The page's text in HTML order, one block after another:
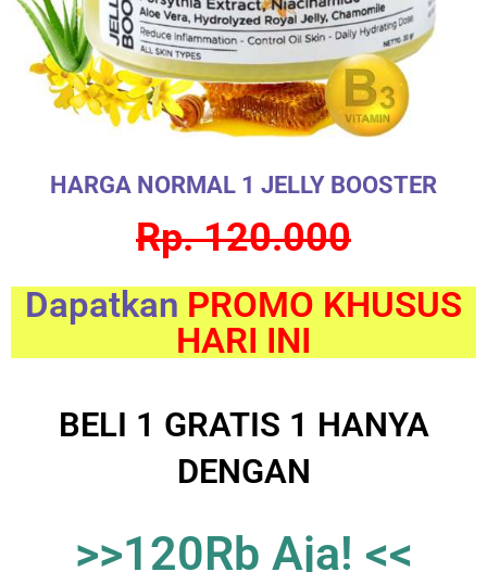
HARGA NORMAL 1 JELLY BOOSTER
Rp. 120.000
Dapatkan PROMO KHUSUS
HARI INI
BELI 1 GRATIS 1 HANYA
DENGAN
>>120Rb Aja! <<